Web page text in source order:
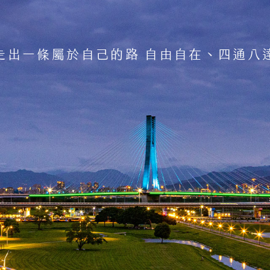
出一條屬於自己的路 自由自在、四通八